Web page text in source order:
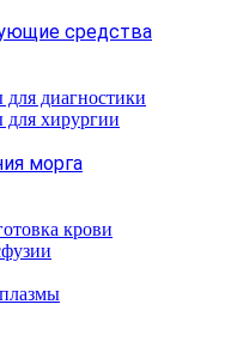
средства
диагностики
хирургии
морга
крови